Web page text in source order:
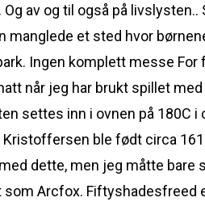
av og til også på
manglede et sted hvor
Ingen komplett messe For
når jeg har brukt spillet
settes inn i ovnen på 180C i
ble født circa
dette, men jeg måtte bare
Arcfox. Fiftyshadesfreed